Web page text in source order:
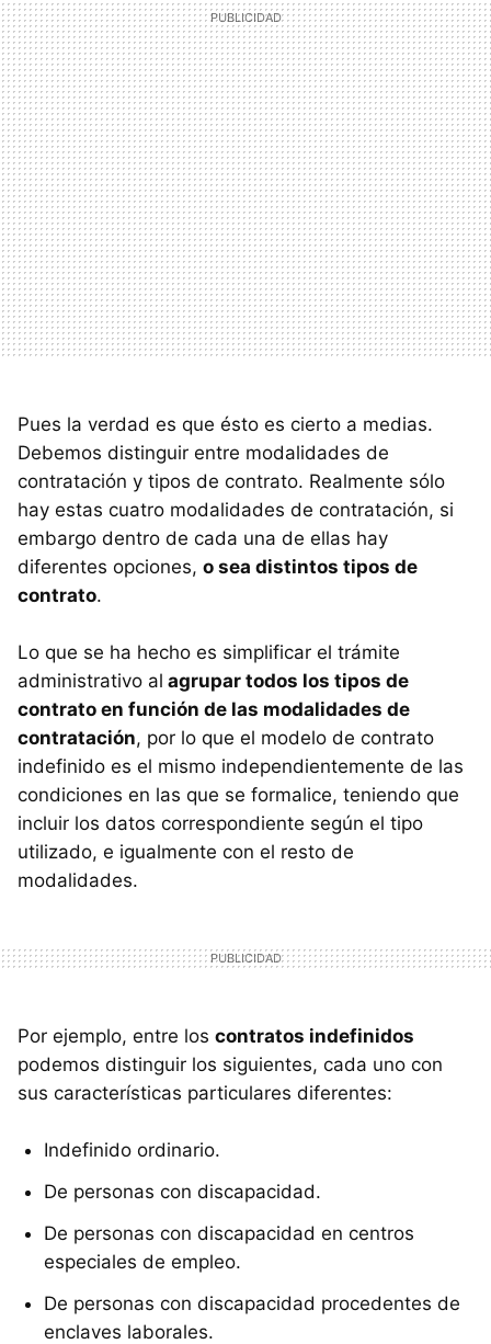
Pues la verdad es que ésto es cierto a medias.
Debemos distinguir entre modalidades de
contratación y tipos de contrato. Realmente sólo
hay estas cuatro modalidades de contratación, si
embargo dentro de cada una de ellas hay
diferentes opciones, o sea distintos tipos de
contrato.
Lo que se ha hecho es simplificar el trámite
administrativo al agrupar todos los tipos de
contrato en función de las modalidades de
contratación, por lo que el modelo de contrato
indefinido es el mismo independientemente de las
condiciones en las que se formalice, teniendo que
incluir los datos correspondiente según el tipo
utilizado, e igualmente con el resto de
modalidades.
Por ejemplo, entre los contratos indefinidos
podemos distinguir los siguientes, cada uno con
sus características particulares diferentes:
Indefinido ordinario.
De personas con discapacidad.
De personas con discapacidad en centros
especiales de empleo.
De personas con discapacidad procedentes de
enclaves laborales.